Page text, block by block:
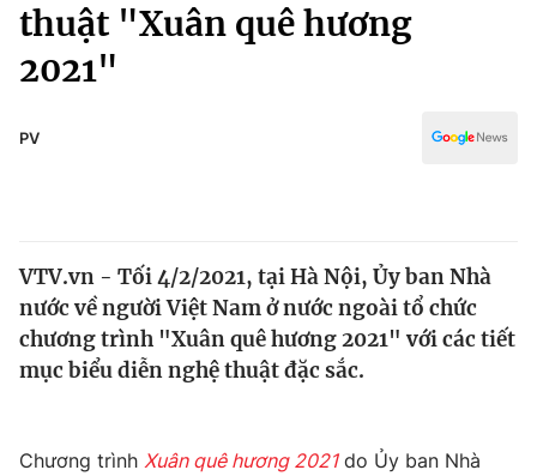
Chính trị
Xã hội
Pháp luật
Thế giới
Tin tức
Thế giới đó đây
Kinh tế
Thị trường
Truyền hình
Văn hóa - Giải trí
thuật "Xuân quê hương
2021"
PV
VTV.vn - Tối 4/2/2021, tại Hà Nội, Ủy ban Nhà
nước về người Việt Nam ở nước ngoài tổ chức
chương trình "Xuân quê hương 2021" với các tiết
mục biểu diễn nghệ thuật đặc sắc.
Chương trình Xuân quê hương 2021do Ủy ban Nhà